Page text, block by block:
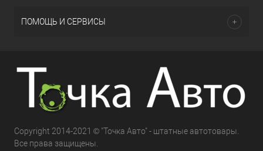
ПОМОЩЬ И СЕРВИСЫ
Copyright 2014-2021 © "Точка Авто" - штатные автотовары.
Все права защищены.